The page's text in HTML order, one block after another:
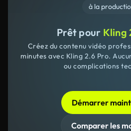
à la
Prêt pour Kling
Créez du contenu vidéo
minutes avec Kling 2.6 Pro.
ou complications
Démarrer
Comparer les